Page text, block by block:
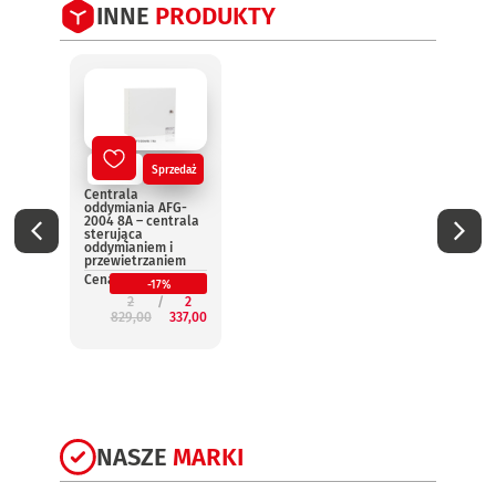
INNE PRODUKTY
Nowy Sprzedaż
Centrala
oddymiania AFG-
2004 8A – centrala
sterująca
oddymianiem i
przewietrzaniem
Cena:
-17%
2
829,00
2
337,00
NASZE MARKI